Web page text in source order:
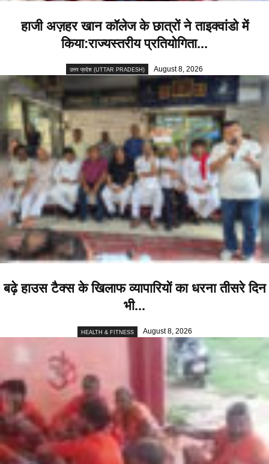
हाजी अज़हर खान कॉलेज के छात्रों ने ताइक्वांडो में
किया:राज्यस्तरीय प्रतियोगिता...
उत्तर प्रदेश (UTTAR PRADESH) August 8, 2026
बढ़े हाउस टैक्स के खिलाफ व्यापारियों का धरना तीसरे दिन
भी...
HEALTH & FITNESS August 8, 2026